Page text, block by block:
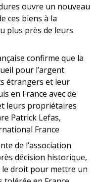
ouvre un nouveau
ces biens à la
plus près de leurs
confirme que la
pour l’argent
étrangers et leur
en France avec de
leurs propriétaires
Patrick Lefas,
France
de l’association
décision historique,
droit pour mettre un